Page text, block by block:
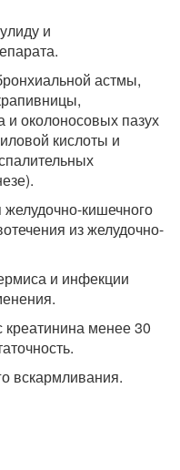
и
астмы,
околоносовых пазух
кислоты и
кишечного
из желудочно-
и инфекции
менее 30
вскармливания.